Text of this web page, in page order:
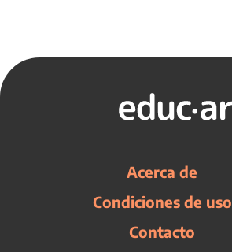
Acerca de
Condiciones de uso
Contacto